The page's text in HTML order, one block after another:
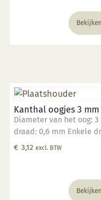
Bekijken
Kanthal oogjes 3 mm
Diameter van het oog:
draad: 0,6 mm Enkele
hittebestendig tot
€ 3,12 excl. BTW
Bekijken